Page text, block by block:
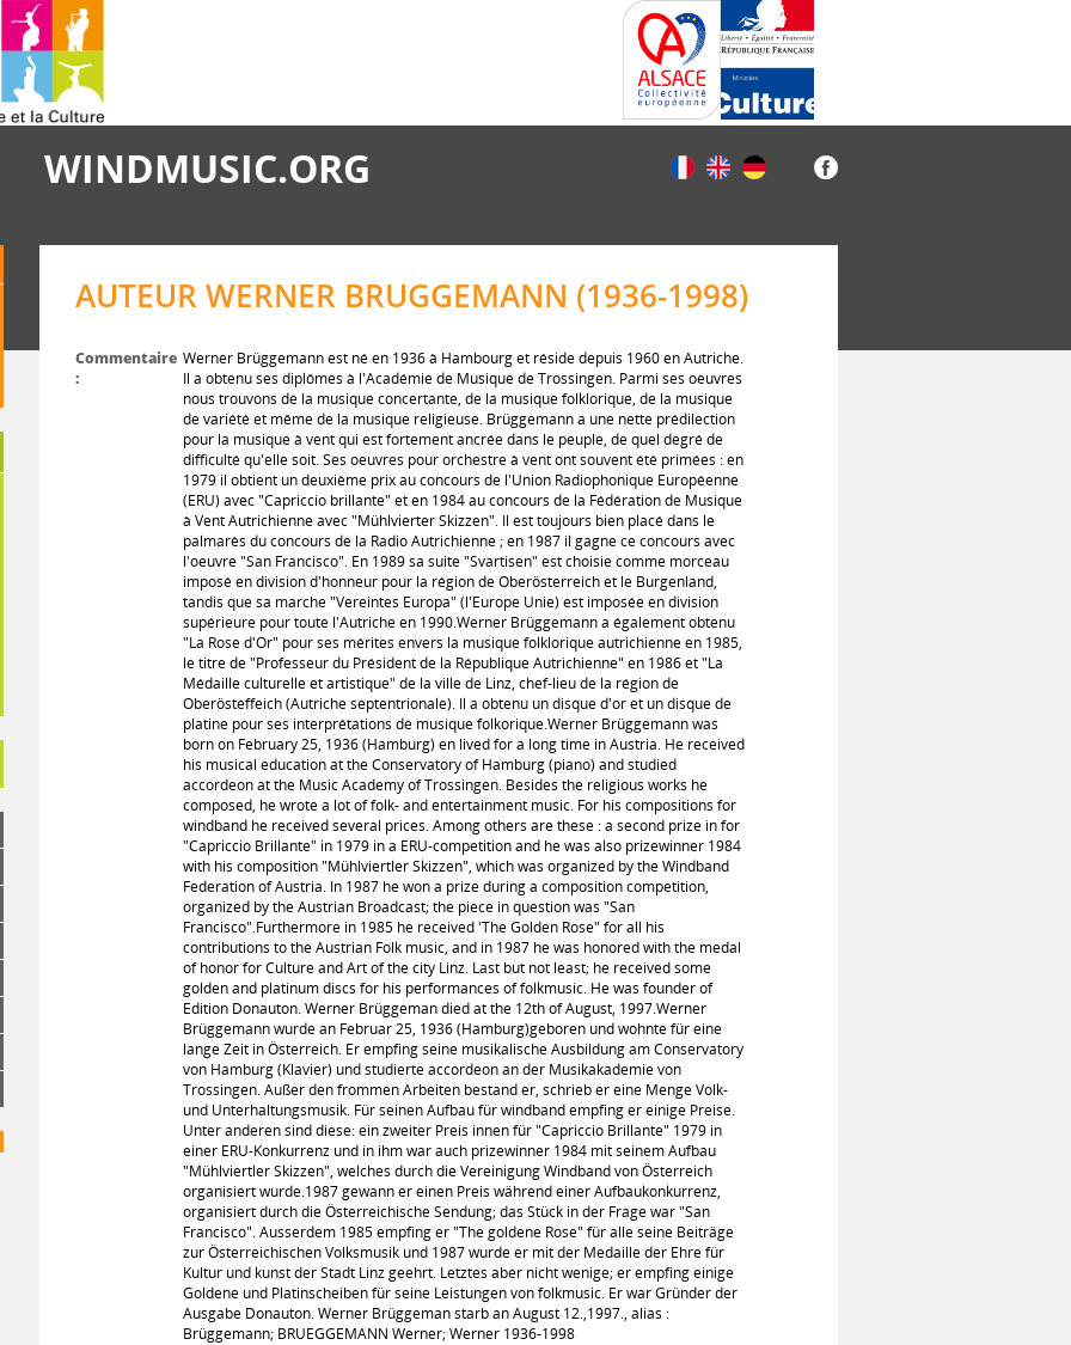
WINDMUSIC.ORG
AUTEUR WERNER BRUGGEMANN (1936-1998)
Commentaire
:
Werner Brüggemann est né en 1936 à Hambourg et réside depuis 1960 en Autriche.
Il a obtenu ses diplômes à l'Académie de Musique de Trossingen. Parmi ses oeuvres
nous trouvons de la musique concertante, de la musique folklorique, de la musique
de variété et même de la musique religieuse. Brüggemann a une nette prédilection
pour la musique à vent qui est fortement ancrée dans le peuple, de quel degré de
difficulté qu'elle soit. Ses oeuvres pour orchestre à vent ont souvent été primées : en
1979 il obtient un deuxième prix au concours de l'Union Radiophonique Européenne
(ERU) avec "Capriccio brillante" et en 1984 au concours de la Fédération de Musique
à Vent Autrichienne avec "Mühlvierter Skizzen". Il est toujours bien placé dans le
palmarès du concours de la Radio Autrichienne ; en 1987 il gagne ce concours avec
l'oeuvre "San Francisco". En 1989 sa suite "Svartisen" est choisie comme morceau
imposé en division d'honneur pour la région de Oberösterreich et le Burgenland,
tandis que sa marche "Vereintes Europa" (l'Europe Unie) est imposée en division
supérieure pour toute l'Autriche en 1990.Werner Brüggemann a également obtenu
"La Rose d'Or" pour ses mérites envers la musique folklorique autrichienne en 1985,
le titre de "Professeur du Président de la République Autrichienne" en 1986 et "La
Médaille culturelle et artistique" de la ville de Linz, chef-lieu de la région de
Oberösteffeich (Autriche septentrionale). Il a obtenu un disque d'or et un disque de
platine pour ses interprétations de musique folkorique.Werner Brüggemann was
born on February 25, 1936 (Hamburg) en lived for a long time in Austria. He received
his musical education at the Conservatory of Hamburg (piano) and studied
accordeon at the Music Academy of Trossingen. Besides the religious works he
composed, he wrote a lot of folk- and entertainment music. For his compositions for
windband he received several prices. Among others are these : a second prize in for
"Capriccio Brillante" in 1979 in a ERU-competition and he was also prizewinner 1984
with his composition "Mühlviertler Skizzen", which was organized by the Windband
Federation of Austria. In 1987 he won a prize during a composition competition,
organized by the Austrian Broadcast; the piece in question was "San
Francisco".Furthermore in 1985 he received 'The Golden Rose" for all his
contributions to the Austrian Folk music, and in 1987 he was honored with the medal
of honor for Culture and Art of the city Linz. Last but not least; he received some
golden and platinum discs for his performances of folkmusic. He was founder of
Edition Donauton. Werner Brüggeman died at the 12th of August, 1997.Werner
Brüggemann wurde an Februar 25, 1936 (Hamburg)geboren und wohnte für eine
lange Zeit in Österreich. Er empfing seine musikalische Ausbildung am Conservatory
von Hamburg (Klavier) und studierte accordeon an der Musikakademie von
Trossingen. Außer den frommen Arbeiten bestand er, schrieb er eine Menge Volk-
und Unterhaltungsmusik. Für seinen Aufbau für windband empfing er einige Preise.
Unter anderen sind diese: ein zweiter Preis innen für "Capriccio Brillante" 1979 in
einer ERU-Konkurrenz und in ihm war auch prizewinner 1984 mit seinem Aufbau
"Mühlviertler Skizzen", welches durch die Vereinigung Windband von Österreich
organisiert wurde.1987 gewann er einen Preis während einer Aufbaukonkurrenz,
organisiert durch die Österreichische Sendung; das Stück in der Frage war "San
Francisco". Ausserdem 1985 empfing er "The goldene Rose" für alle seine Beiträge
zur Österreichischen Volksmusik und 1987 wurde er mit der Medaille der Ehre für
Kultur und kunst der Stadt Linz geehrt. Letztes aber nicht wenige; er empfing einige
Goldene und Platinscheiben für seine Leistungen von folkmusic. Er war Gründer der
Ausgabe Donauton. Werner Brüggeman starb an August 12.,1997., alias :
Brüggemann; BRUEGGEMANN Werner; Werner 1936-1998